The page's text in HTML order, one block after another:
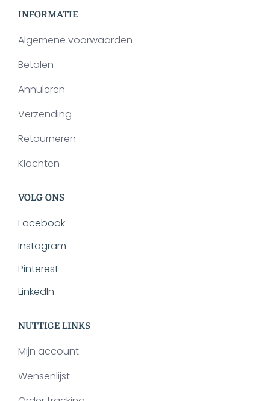
INFORMATIE
Algemene voorwaarden
Betalen
Annuleren
Verzending
Retourneren
Klachten
VOLG ONS
Facebook
Instagram
Pinterest
LinkedIn
NUTTIGE LINKS
Mijn account
Wensenlijst